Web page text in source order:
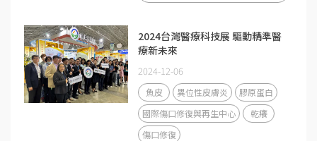
2024台灣醫療科技展 驅動精準醫
療新未來
2024-12-06
魚皮 異位性皮膚炎
膠原蛋白
國際傷口修復與再生中心
乾癢
傷口修復